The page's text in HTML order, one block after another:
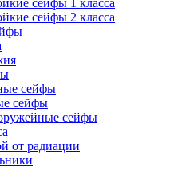
сейфы 1 класса
сейфы 2 класса
сейфы
сейфы
сейфы
от радиации